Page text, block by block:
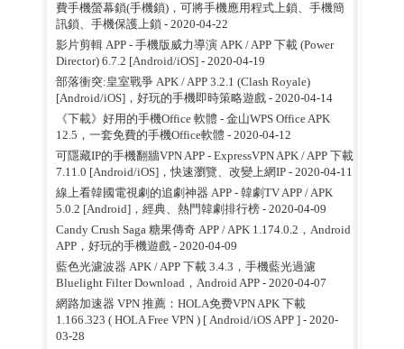
費手機螢幕鎖(手機鎖)，可將手機應用程式上鎖、手機簡
訊鎖、手機保護上鎖 - 2020-04-22
影片剪輯 APP - 手機版威力導演 APK / APP 下載 (Power
Director) 6.7.2 [Android/iOS]- 2020-04-19
部落衝突:皇室戰爭 APK / APP 3.2.1 (Clash Royale)
[Android/iOS]，好玩的手機即時策略遊戲- 2020-04-14
《下載》好用的手機Office 軟體 - 金山WPS Office APK
12.5，一套免費的手機Office軟體 - 2020-04-12
可隱藏IP的手機翻牆VPN APP - ExpressVPN APK / APP 下載
7.11.0 [Android/iOS]，快速瀏覽、改變上網IP- 2020-04-11
線上看韓國電視劇的追劇神器 APP - 韓劇TV APP / APK
5.0.2 [Android]，經典、熱門韓劇排行榜- 2020-04-09
Candy Crush Saga 糖果傳奇 APP / APK 1.174.0.2，Android
APP，好玩的手機遊戲- 2020-04-09
藍色光濾波器 APK / APP 下載 3.4.3，手機藍光過濾
Bluelight Filter Download，Android APP- 2020-04-07
網路加速器 VPN 推薦：HOLA免费VPN APK 下載
1.166.323 ( HOLA Free VPN ) [ Android/iOS APP ]- 2020-
03-28